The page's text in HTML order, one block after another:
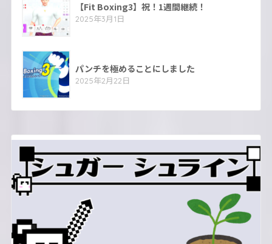
【Fit Boxing3】祝！1週間継続！
2025年3月1日
パンチを極めることにしました
2025年2月22日